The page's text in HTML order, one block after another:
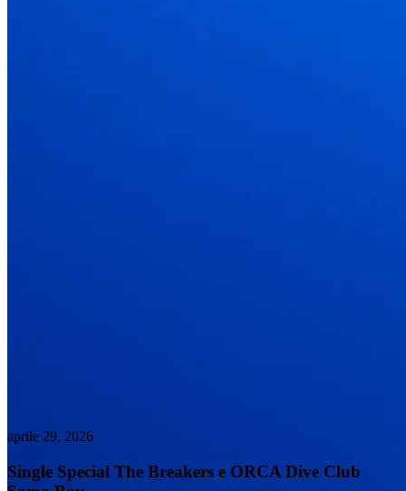
aprile 29, 2026
Single Special The Breakers e ORCA Dive Club